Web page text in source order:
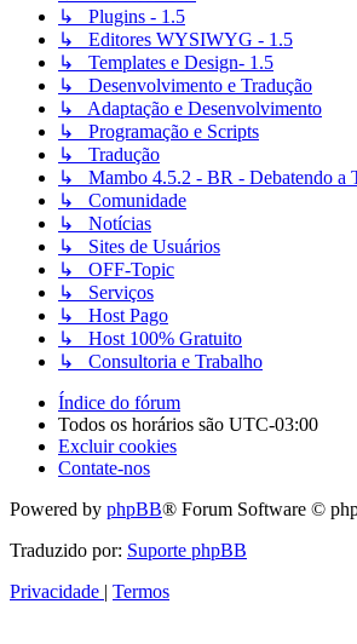
↳ Plugins - 1.5
↳ Editores WYSIWYG - 1.5
↳ Templates e Design- 1.5
↳ Desenvolvimento e Tradução
↳ Adaptação e Desenvolvimento
↳ Programação e Scripts
↳ Tradução
↳ Mambo 4.5.2 - BR - Debatendo a
↳ Comunidade
↳ Notícias
↳ Sites de Usuários
↳ OFF-Topic
↳ Serviços
↳ Host Pago
↳ Host 100% Gratuito
↳ Consultoria e Trabalho
Índice do fórum
Todos os horários são UTC-03:00
Excluir cookies
Contate-nos
Powered by phpBB® Forum Software ©
Traduzido por: Suporte phpBB
Privacidade
Termos